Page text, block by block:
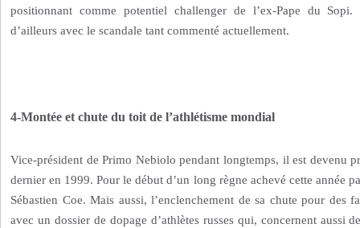
positionnant comme potentiel challenger de l’ex-Pape du
d’ailleurs avec le scandale tant commenté actuellement.
4-Montée et chute du toit de l’athlétisme mondial
Vice-président de Primo Nebiolo pendant longtemps, il est devenu
dernier en 1999. Pour le début d’un long règne achevé cette année
Sébastien Coe. Mais aussi, l’enclenchement de sa chute pour des
avec un dossier de dopage d’athlètes russes qui, concernent aussi